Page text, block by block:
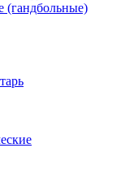
(гандбольные)